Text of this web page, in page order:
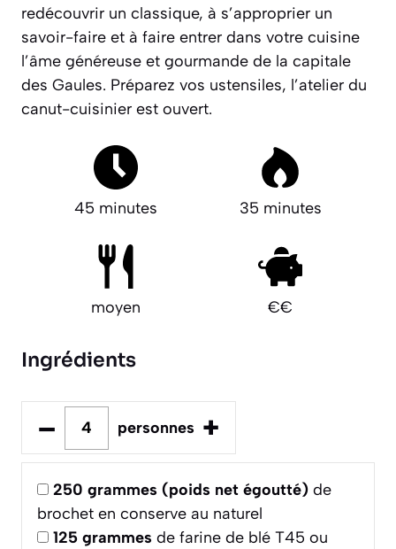
redécouvrir un classique, à s’approprier un
savoir-faire et à faire entrer dans votre cuisine
l’âme généreuse et gourmande de la capitale
des Gaules. Préparez vos ustensiles, l’atelier du
canut-cuisinier est ouvert.
45 minutes 35 minutes
moyen €€
Ingrédients
– personnes +
250 grammes (poids net égoutté) de
brochet en conserve au naturel
125 grammes de farine de blé T45 ou